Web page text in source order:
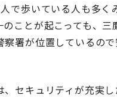
で歩いている人も多く
ことが起こっても、三
察署が位置しているの
、セキュリティが充実